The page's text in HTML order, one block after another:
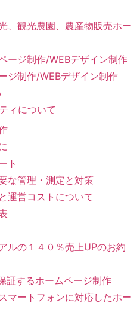
、観光農園、農産物販売ホー
ージ制作/WEBデザイン制作
ジ制作/WEBデザイン制作
ィについて
ト
な管理・測定と対策
運営コストについて
ルの１４０％売上UPのお約
証するホームページ制作
マートフォンに対応したホー